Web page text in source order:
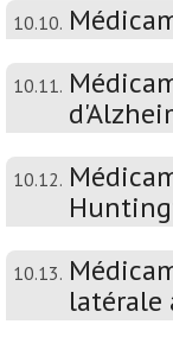
10.10.
10.11.
10.12.
10.13.
latérale